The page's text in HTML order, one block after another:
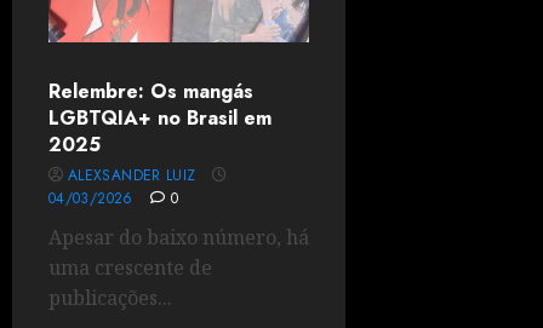
Relembre: Os mangás
LGBTQIA+ no Brasil em
2025
ALEXSANDER LUIZ
04/03/2026
0
Apesar do baixo número, há
uma crescente de
publicações...